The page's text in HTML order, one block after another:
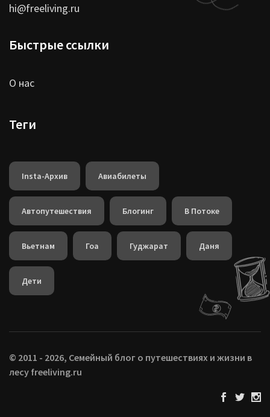
hi@freeliving.ru
Быстрые ссылки
О нас
Теги
Insta-Архив Авиабилеты
Автопутешествия Блогинг В Потоке
Вьетнам Гоа Гуджарат Даня
Дети
© 2011 - 2026, Семейный блог о путешествиях и жизни в
лесу freeliving.ru